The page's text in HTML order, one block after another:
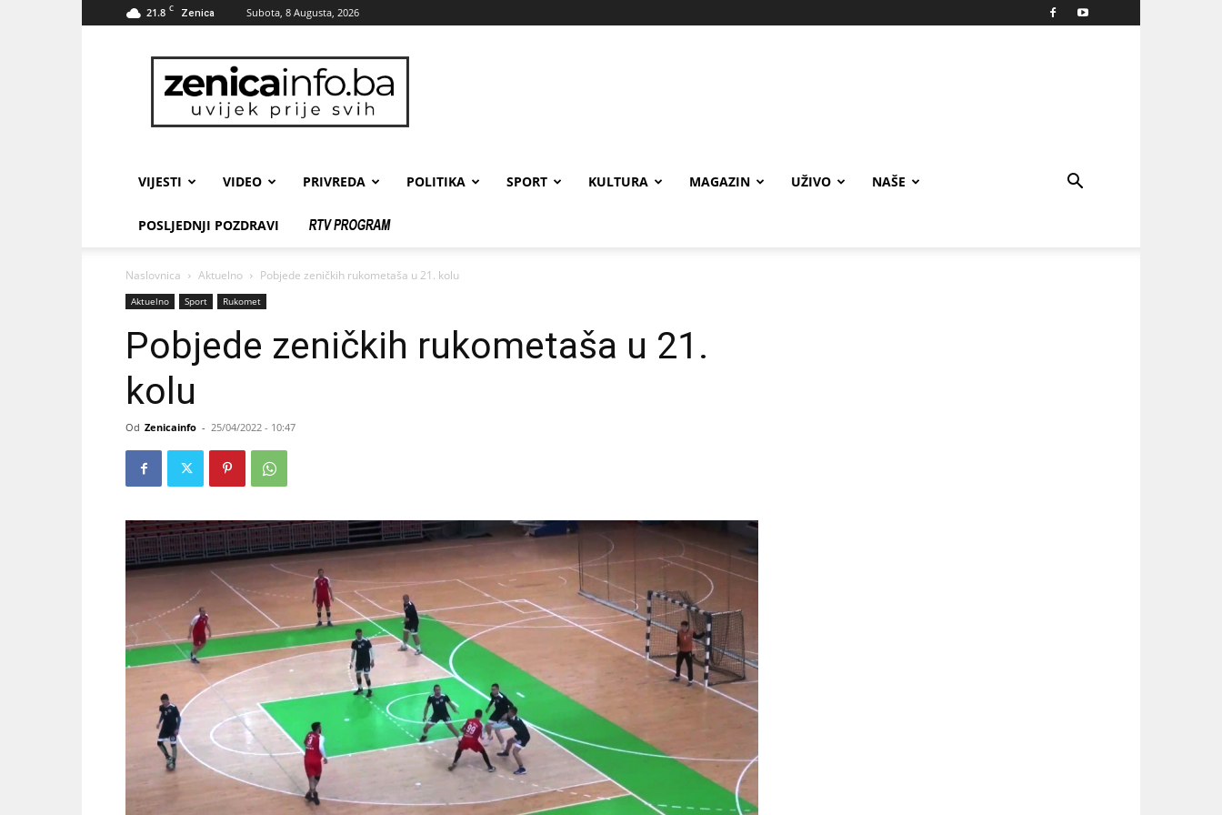
21.8 C Zenica Subota, 8 Augusta, 2026
zenicainfo.ba
VIJESTI VIDEO PRIVREDA POLITIKA SPORT KULTURA MAGAZIN UŽIVO NAŠE
POSLJEDNJI POZDRAVI
Naslovnica Aktuelno Pobjede zeničkih rukometaša u 21. kolu
Aktuelno Sport Rukomet
Pobjede zeničkih rukometaša u 21.
kolu
Od Zenicainfo - 25/04/2022 - 10:47